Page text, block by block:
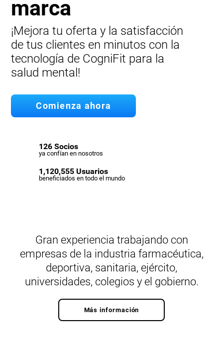
marca
¡Mejora tu oferta y la satisfacción
de tus clientes en minutos con la
tecnología de CogniFit para la
salud mental!
Comienza ahora
126 Socios
ya confían en nosotros
1,120,555 Usuarios
beneficiados en todo el mundo
Gran experiencia trabajando con
empresas de la industria farmacéutica,
deportiva, sanitaria, ejército,
universidades, colegios y el gobierno.
Más información